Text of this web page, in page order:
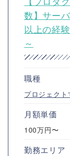
数】サー
以上の経
～
職種
プロジェク
月額単価
100万円〜
勤務エリア